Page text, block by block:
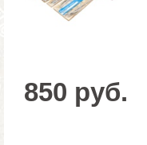
850 руб.